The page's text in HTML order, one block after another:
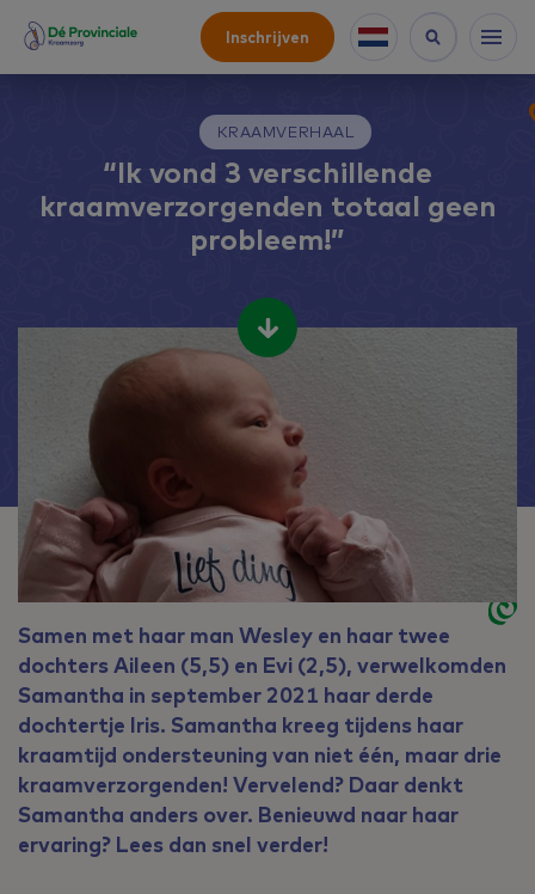
Inschrijven
KRAAMVERHAAL
“Ik vond 3 verschillende
kraamverzorgenden totaal geen
probleem!”
Samen met haar man Wesley en haar twee
dochters Aileen (5,5) en Evi (2,5), verwelkomden
Samantha in september 2021 haar derde
dochtertje Iris. Samantha kreeg tijdens haar
kraamtijd ondersteuning van niet één, maar drie
kraamverzorgenden! Vervelend? Daar denkt
Samantha anders over. Benieuwd naar haar
ervaring? Lees dan snel verder!